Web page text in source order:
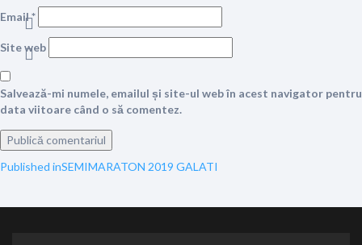
Email*
Site web
Salvează-mi numele, emailul și site-ul web în acest navigator pentru
data viitoare când o să comentez.
Navigare
Published inSEMIMARATON 2019 GALATI